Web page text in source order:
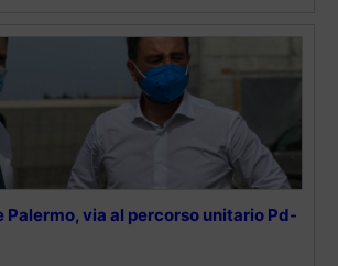
via al percorso unitario Pd-